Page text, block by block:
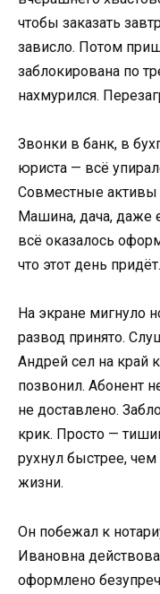
чтобы заказать
зависло. Потом
заблокирована по
нахмурился.
Звонки в банк, в
юриста — всё
Совместные
Машина, дача, даже
всё оказалось
что этот день
На экране мигнуло
развод принято.
Андрей сел на край
позвонил. Абонент
не доставлено.
крик. Просто —
рухнул быстрее,
жизни.
Он побежал к
Ивановна
оформлено